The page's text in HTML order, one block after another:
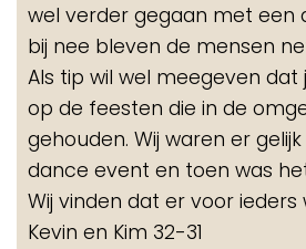
wel verder gegaan met een
bij nee bleven de mensen
Als tip wil wel meegeven
op de feesten die in de
gehouden. Wij waren er
dance event en toen was
Wij vinden dat er voor ieders
Kevin en Kim 32-31